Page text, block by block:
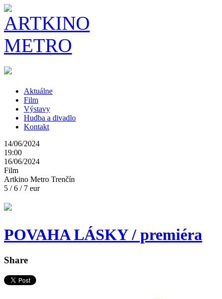
Aktuálne
Film
Výstavy
Hudba a divadlo
Kontakt
14/06/2024
19:00
16/06/2024
Film
Artkino Metro Trenčín
5 / 6 / 7 eur
POVAHA LÁSKY / premiéra
Share